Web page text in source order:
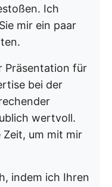
Ich
mir ein paar
Präsentation für
bei der
wertvoll.
Zeit, um mit mir
indem ich Ihren